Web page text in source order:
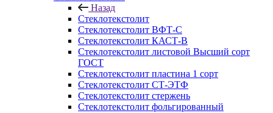
Назад
Стеклотекстолит
Стеклотекстолит ВФТ-С
Стеклотекстолит КАСТ-В
Стеклотекстолит листовой Высший сорт
ГОСТ
Стеклотекстолит пластина 1 сорт
Стеклотекстолит СТ-ЭТФ
Стеклотекстолит стержень
Стеклотекстолит фольгированный